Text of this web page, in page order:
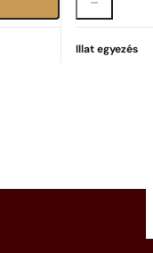
Illat egyezés